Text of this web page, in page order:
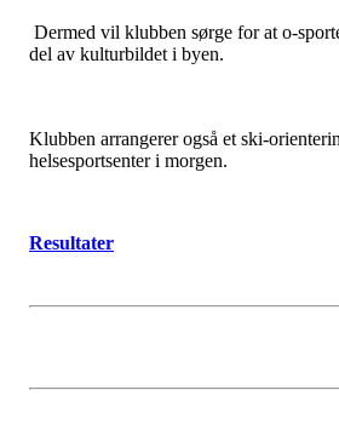
Dermed vil klubben sørge for at o-
del av kulturbildet i byen.
Klubben arrangerer også et ski-
helsesportsenter i morgen.
Resultater